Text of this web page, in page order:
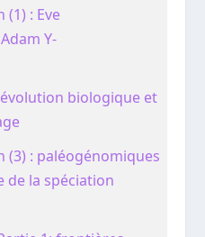
(1) : Eve
Y-
biologique et
(3) : paléogénomiques
de la spéciation